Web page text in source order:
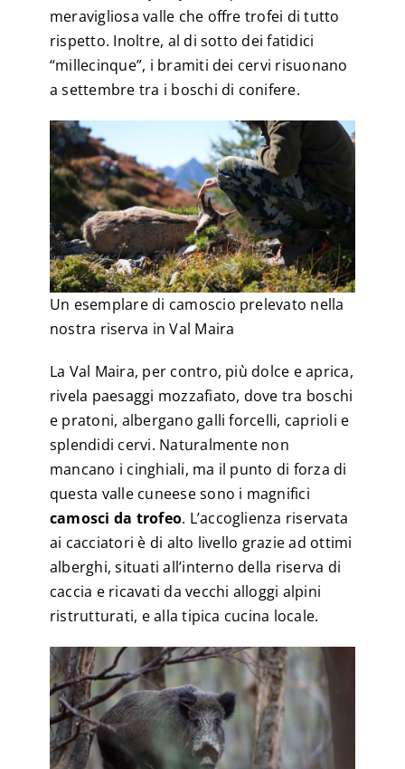
meravigliosa valle che offre trofei di tutto
rispetto. Inoltre, al di sotto dei fatidici
“millecinque”, i bramiti dei cervi risuonano
a settembre tra i boschi di conifere.
Un esemplare di camoscio prelevato nella
nostra riserva in Val Maira
La Val Maira, per contro, più dolce e aprica,
rivela paesaggi mozzafiato, dove tra boschi
e pratoni, albergano galli forcelli, caprioli e
splendidi cervi. Naturalmente non
mancano i cinghiali, ma il punto di forza di
questa valle cuneese sono i magnifici
camosci da trofeo. L’accoglienza riservata
ai cacciatori è di alto livello grazie ad ottimi
alberghi, situati all’interno della riserva di
caccia e ricavati da vecchi alloggi alpini
ristrutturati, e alla tipica cucina locale.